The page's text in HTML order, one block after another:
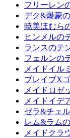
フリーレン
デク&爆豪
暁美ほむら
ヒンメルの
ランスのテ
フェルンの
メイドイル
ブレイブX
メイドロゼ
メイドイデ
ゼラ&チェ
レム&ラム
メイドクラ